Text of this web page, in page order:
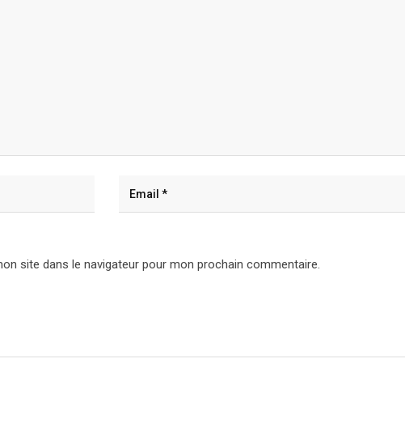
site dans le navigateur pour mon prochain commentaire.